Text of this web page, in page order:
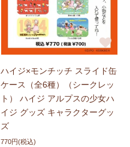
ハイジ×モンチッチ スライド缶
ケース（全6種）（シークレッ
ト） ハイジ アルプスの少女ハ
イジ グッズ キャラクターグッ
ズ
770円(税込)